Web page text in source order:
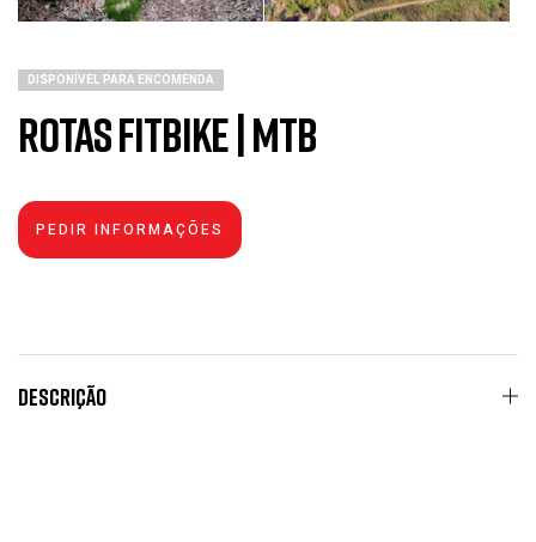
DISPONÍVEL PARA ENCOMENDA
Rotas Fitbike | MTB
Descrição